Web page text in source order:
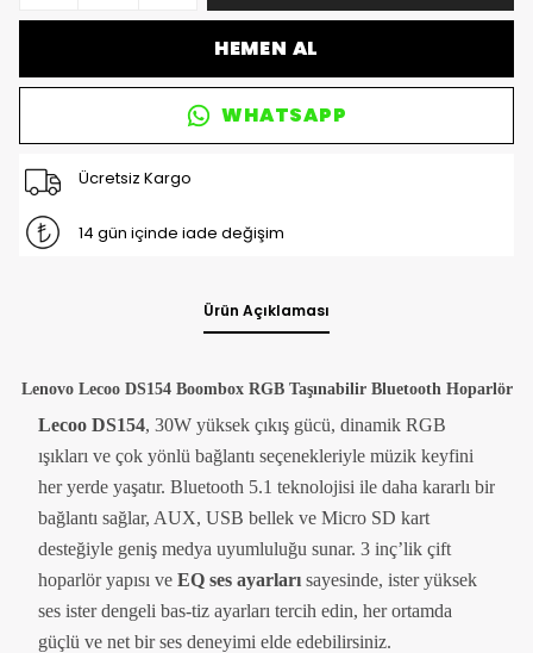
HEMEN AL
WHATSAPP
Ücretsiz Kargo
14 gün içinde iade değişim
Ürün Açıklaması
Lenovo Lecoo DS154 Boombox RGB Taşınabilir Bluetooth Hoparlör
Lecoo DS154, 30W yüksek çıkış gücü, dinamik RGB
ışıkları ve çok yönlü bağlantı seçenekleriyle müzik keyfini
her yerde yaşatır. Bluetooth 5.1 teknolojisi ile daha kararlı bir
bağlantı sağlar, AUX, USB bellek ve Micro SD kart
desteğiyle geniş medya uyumluluğu sunar. 3 inç’lik çift
hoparlör yapısı ve EQ ses ayarları sayesinde, ister yüksek
ses ister dengeli bas-tiz ayarları tercih edin, her ortamda
güçlü ve net bir ses deneyimi elde edebilirsiniz.